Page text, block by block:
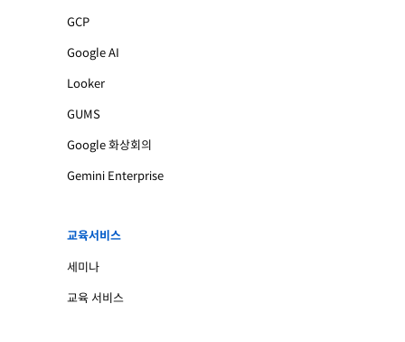
GCP
Google AI
Looker
GUMS
Google 화상회의
Gemini Enterprise
교육서비스
세미나
교육 서비스